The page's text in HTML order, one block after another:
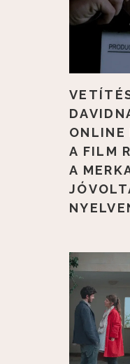
ONLINE
A FILM
A